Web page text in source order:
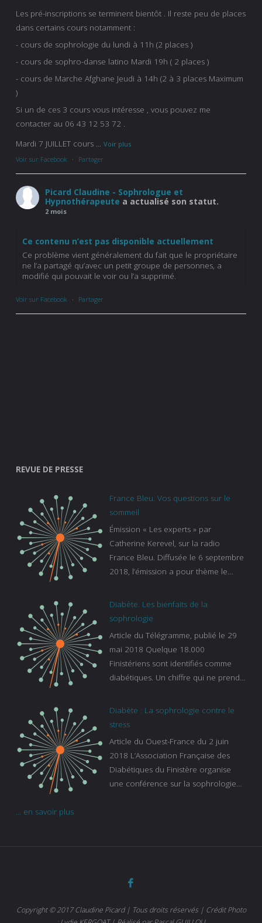
Les pré-inscriptions se terminent bientôt . Il reste peu de places
dans certains cours notamment :
- cours de sophrologie du lundi à 11h (2 places )
- cours de sophro-danse latino Mardi 19h ( 2 places )
- cours de Marche Afghane Jeudi à 14h (2 à 3 places Maximum
)
Si un de ces 3 cours vous intéresse , vous pouvez me
contacter au 06 43 12 53 72 .
Mardi 7 JUILLET cours ... Voir plus
Voir sur Facebook · Partager
Picard Claudine - Sophrologue et
Hypnothérapeute a actualisé son statut.
2 mois
Ce contenu n’est pas disponible actuellement
Ce problème vient généralement du fait que le propriétaire
ne l’a partagé qu’avec un petit groupe de personnes, a
modifié qui pouvait le voir ou l’a supprimé.
Voir sur Facebook · Partager
REVUE DE PRESSE
France Bleu. Vos questions sur le
sommeil
Émission « Les experts » par
Catherine Kerevel, sur la radio
France Bleu. Diffusée le 6 septembre
2018, l’émission a pour thème le
bleu :
https://www.francebleu.fr/emissions/l
sur-le-sommeil
Diabète. Les bienfaits de la
sophrologie
Article du Télégramme, publié le 29
mai 2018 Quelque 18.000
Finistériens sont identifiés comme
diabétiques. Un chiffre qui ne prend
s’ignorent. « C’est une pathologie qui
continue à augmenter, souligne
de la Caisse primaire d’assurance-
maladie. C’est aussi une pathologie
qui peut être handicapante et coûte
cher quand on sait que 37 % des
d’autant que le diabète
Diabète : La sophrologie contre le
stress
Article du Ouest-France du 2 juin
2018 L’Association Française des
Diabétiques du Finistère organise
une conférence sur la sophrologie
... en savoir plus
Copyright © 2017 Claudine Picard | Tous droits réservés | Crédit Photo